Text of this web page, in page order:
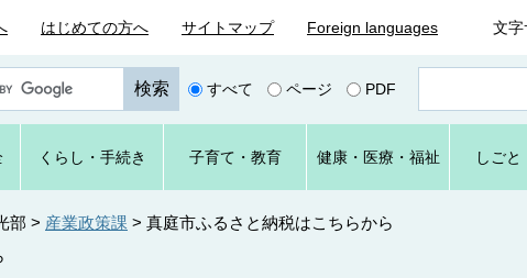
はじめての方へ サイトマップ Foreign languages 文字
すべて ページ PDF
ジ
番
号
を
くらし ・手続き 子育て ・教育 健康・ 医療・ 福祉 しごと
部 > 産業政策課 > 真庭市ふるさと納税はこちらから